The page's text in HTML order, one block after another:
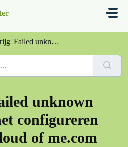
unknown error' bij het configure...
unknown
configureren
of me.com